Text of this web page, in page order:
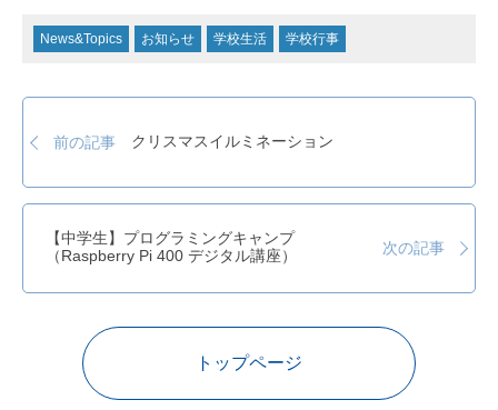
News&Topics お知らせ 学校生活 学校行事
前の記事 クリスマスイルミネーション
【中学生】プログラミングキャンプ
（Raspberry Pi 400 デジタル講座）
次の記事
トップページ